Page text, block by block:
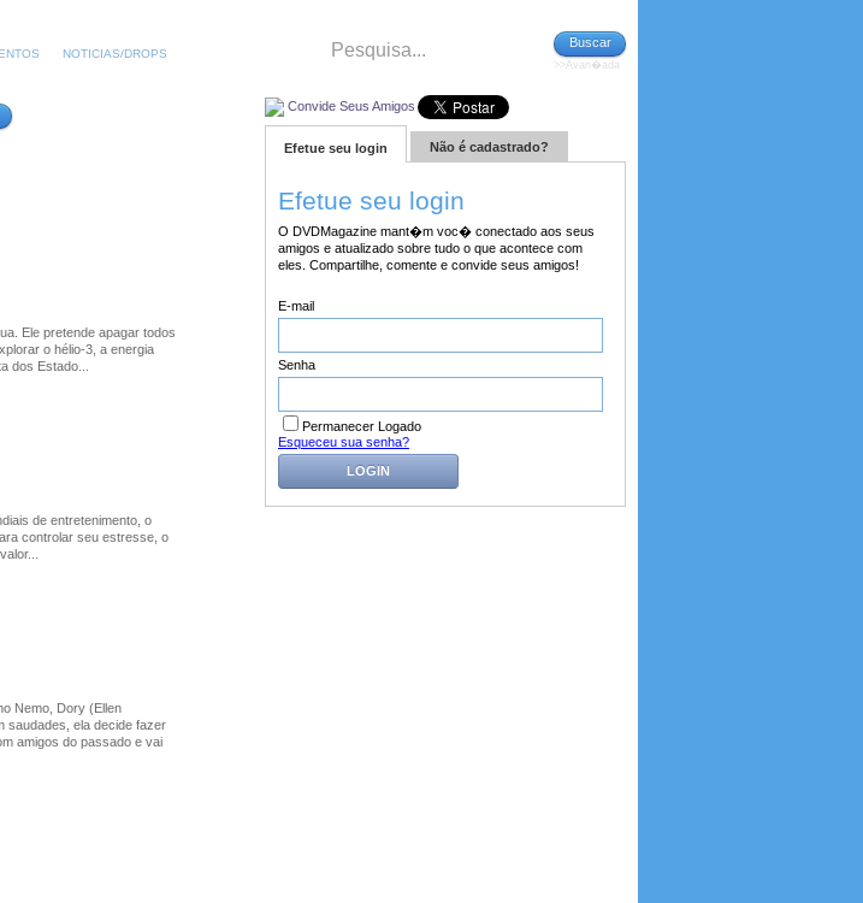
NOTICIAS/DROPS
Buscar
>>Avan�ada
Ele pretende apagar todos
o hélio-3, a energia
dos Estado...
de entretenimento, o
controlar seu estresse, o
Nemo, Dory (Ellen
saudades, ela decide fazer
amigos do passado e vai
Convide Seus Amigos
Efetue seu login Não é cadastrado?
Efetue seu login
O DVDMagazine mant�m voc� conectado aos seus
amigos e atualizado sobre tudo o que acontece com
eles. Compartilhe, comente e convide seus amigos!
E-mail
Senha
Permanecer Logado
Esqueceu sua senha?
LOGIN